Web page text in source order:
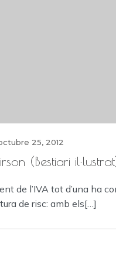
25, 2012
(Bestiari
de l’IVA tot d’una ha
de risc: amb els[…]